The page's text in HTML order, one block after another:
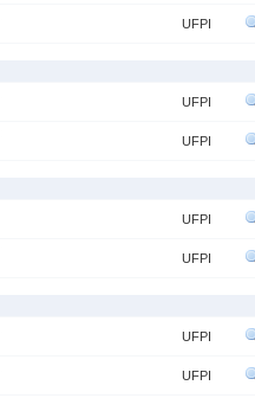
UFPI
UFPI
UFPI
UFPI
UFPI
UFPI
UFPI